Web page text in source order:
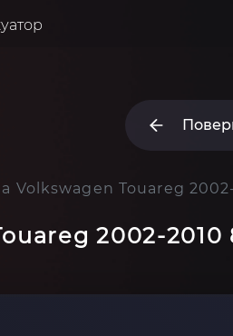
Volkswagen Touareg
2002-2010